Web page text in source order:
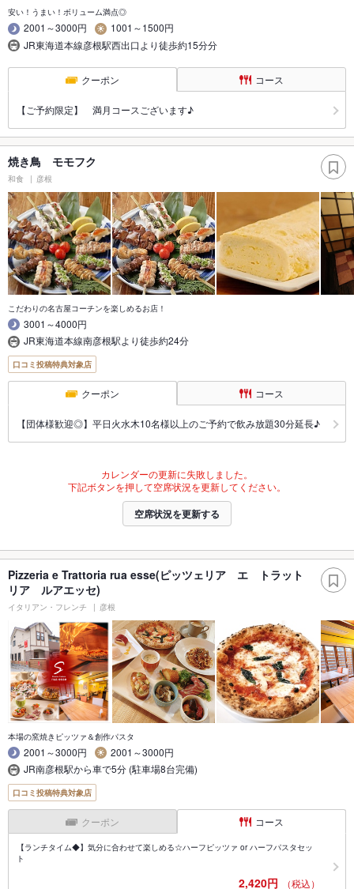
安い！うまい！ボリューム満点◎
2001～3000円
1001～1500円
JR東海道本線彦根駅西出口より徒歩約15分分
クーポン コース
【ご予約限定】 満月コースございます♪
焼き鳥 モモフク
和食 彦根
こだわりの名古屋コーチンを楽しめるお店！
3001～4000円
JR東海道本線南彦根駅より徒歩約24分
口コミ投稿特典対象店
クーポン コース
【団体様歓迎◎】平日火水木10名様以上のご予約で飲み放題30分延長♪
カレンダーの更新に失敗しました。
下記ボタンを押して空席状況を更新してください。
空席状況を更新する
Pizzeria e Trattoria rua esse(ピッツェリア エ トラット
リア ルアエッセ)
イタリアン・フレンチ 彦根
本場の窯焼きピッツァ＆創作パスタ
2001～3000円
2001～3000円
JR南彦根駅から車で5分 (駐車場8台完備)
口コミ投稿特典対象店
クーポン コース
【ランチタイム◆】気分に合わせて楽しめる☆ハーフピッツァ or ハーフパスタセッ
ト
2,420円 （税込）